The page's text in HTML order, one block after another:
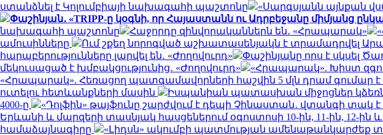
ստանձնել է Կոլումբիայի նախագահի պաշտոնը
«Սարգսյանն այնքան
Փաշինյան․ «TRIPP-ը կօգնի, որ Հայաստանն ու Ադրբեջանը միմյանց
նախագահի պաշտոնը
Հաջորդը զինվորականներն են․ «Հրապարակ»
ամուսինները
Ում շքեղ նորոգված աշխատասենյակն է տրամադրվել
հարաբերությունները լարվել են․ «Ժողովուրդ»
Փաշինյանը որս է սկսել
մեկուսացած է խմբակցությունից․ «Ժողովուրդ»
«Հրապարակ». Խիստ
«Հրապարակ». Հեռացող պատգամավորների հաշվին 5 մլն դրամ գումար
ուտելու հետևանքների մասին
Իսպանիան պատասխան միջոցներ
4000-ը
«Դոլֆին» թայֆունը շարժվում է դեպի Չինաստան․ վտանգի տակ է
Երևանի և մարզերի տասնյակ հասցեներում օգոստոսի 10-ին, 11-ին, 12-ին և
համաձայնագիրը
«Լիդսն» ակումբի պատմության ամենաթանկարժեք